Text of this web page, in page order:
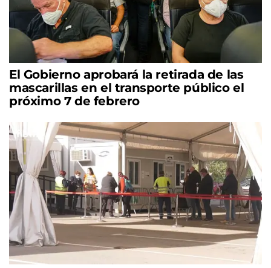
El Gobierno aprobará la retirada de las
mascarillas en el transporte público el
próximo 7 de febrero